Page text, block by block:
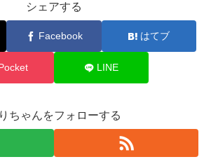
シェアする
Facebook はてブ
LINE
ちゃんをフォローする